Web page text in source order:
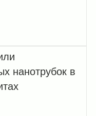
нанотрубок в